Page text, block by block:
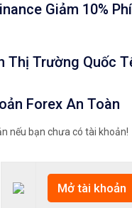
Giảm 10%
Thị Trường Quốc
Forex An Toàn
nếu bạn chưa có tài khoản!
Mở tài khoản